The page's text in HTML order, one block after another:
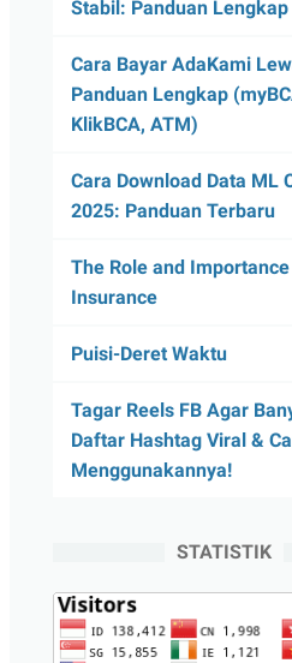
Stabil: Panduan
Cara Bayar AdaKami
Panduan Lengkap
KlikBCA, ATM)
Cara Download Data ML
2025: Panduan Terbaru
The Role and
Insurance
Puisi-Deret Waktu
Tagar Reels FB Agar
Daftar Hashtag Viral &
Menggunakannya!
STATISTIK